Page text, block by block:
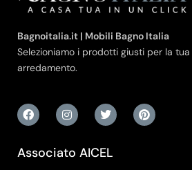
Bagnoitalia.it | Mobili Bagno Italia
Selezioniamo i prodotti giusti per la
arredamento.
Associato AICEL